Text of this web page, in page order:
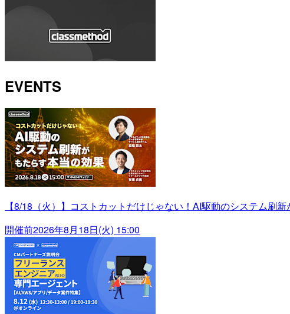
EVENTS
【8/18（火）】コストカットだけじゃない！AI駆動のシステム刷
開催前2026年8月18日(火) 15:00